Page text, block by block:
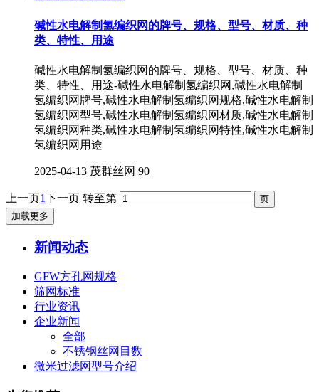
碱性水电解制氢编织网的牌号、规格、型号、材质、种
类、特性、用途
碱性水电解制氢编织网的牌号、规格、型号、材质、种
类、特性、用途-碱性水电解制氢编织网,碱性水电解制
氢编织网牌号,碱性水电解制氢编织网规格,碱性水电解制
氢编织网型号,碱性水电解制氢编织网材质,碱性水电解制
氢编织网种类,碱性水电解制氢编织网特性,碱性水电解制
氢编织网用途
2025-04-13 茂群丝网 90
上一页1下一页 转至第
加载更多
新闻动态
GFW方孔网规格
筛网标准
行业资讯
企业新闻
全部
不锈钢丝网目数
微米过滤网型号介绍